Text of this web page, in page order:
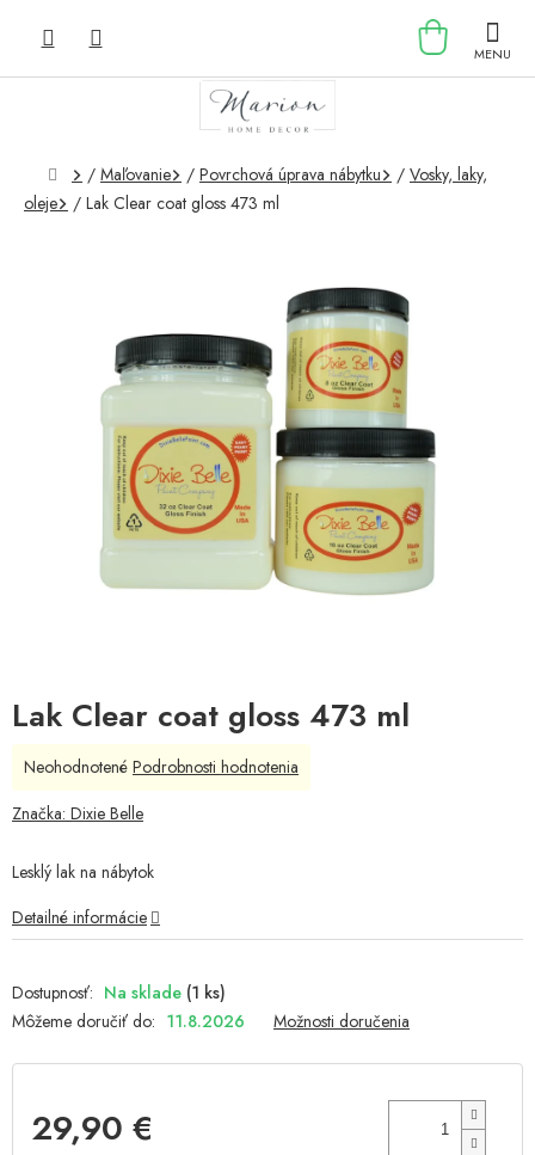
KOŠÍK
Domov
/ Maľovanie / Povrchová úprava nábytku / Vosky, laky,
oleje
/ Lak Clear coat gloss 473 ml
Lak Clear coat gloss 473 ml
Na sklade (1 ks)
Môžeme doručiť do: 11.8.2026 Možnosti doručenia
29,90 €
Lesklý lak na nábytok
Detailné informácie
Priemerné
produktu
z
hviezdičiek.
Neohodnotené Podrobnosti hodnotenia
Značka: Dixie Belle